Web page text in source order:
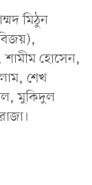
মিঠুন
হোসেন,
শেখ
মুকিদুল